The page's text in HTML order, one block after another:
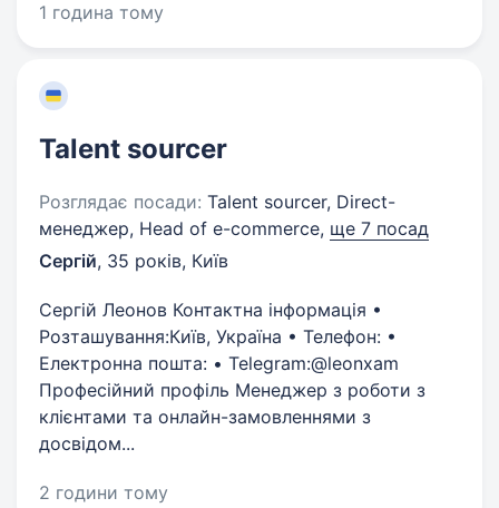
1 година тому
Talent sourcer
Розглядає посади: Talent sourcer, Direct-
менеджер, Head of e-commerce, ще 7 посад
Сергій, 35 років, Київ
Сергій Леонов Контактна інформація •
Розташування:Київ, Україна • Телефон: •
Електронна пошта: • Telegram:@leonxam
Професійний профіль Менеджер з роботи з
клієнтами та онлайн-замовленнями з
досвідом...
2 години тому